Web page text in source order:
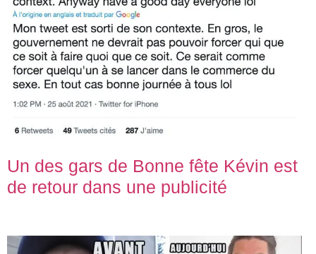
Un des gars de Bonne fête Kévin est
de retour dans une publicité